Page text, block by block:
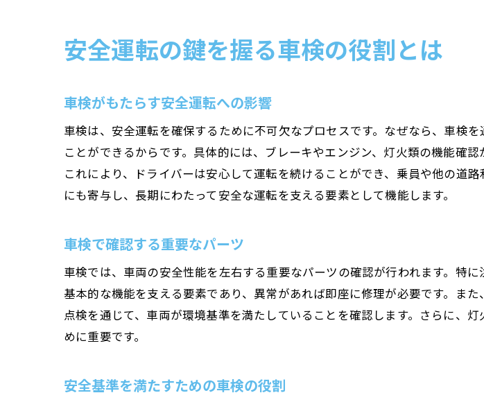
車検がもたらす長寿
車検後の定期メンテ
車検で得られる安心
車検と日常点検で築
安全運転の鍵を握る車検の役割とは
車検がもたらす安全運転への影響
車検は、安全運転を確保するために不可欠なプロセスです。なぜなら、車検
ことができるからです。具体的には、ブレーキやエンジン、灯火類の機能確
これにより、ドライバーは安心して運転を続けることができ、乗員や他の道
にも寄与し、長期にわたって安全な運転を支える要素として機能します。
車検で確認する重要なパーツ
車検では、車両の安全性能を左右する重要なパーツの確認が行われます。特
基本的な機能を支える要素であり、異常があれば即座に修理が必要です。ま
点検を通じて、車両が環境基準を満たしていることを確認します。さらに、
めに重要です。
安全基準を満たすための車検の役割